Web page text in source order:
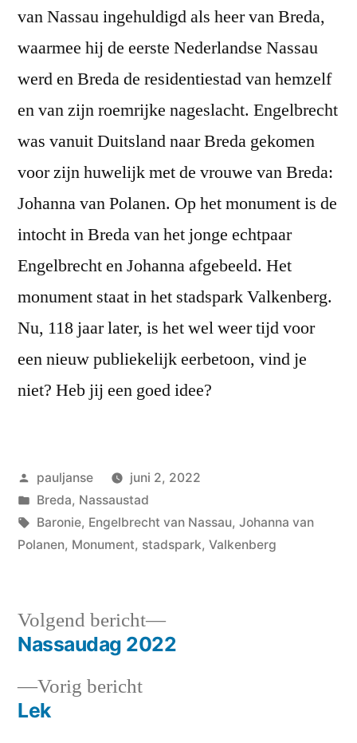
van Nassau ingehuldigd als heer van Breda,
waarmee hij de eerste Nederlandse Nassau
werd en Breda de residentiestad van hemzelf
en van zijn roemrijke nageslacht. Engelbrecht
was vanuit Duitsland naar Breda gekomen
voor zijn huwelijk met de vrouwe van Breda:
Johanna van Polanen. Op het monument is de
intocht in Breda van het jonge echtpaar
Engelbrecht en Johanna afgebeeld. Het
monument staat in het stadspark Valkenberg.
Nu, 118 jaar later, is het wel weer tijd voor
een nieuw publiekelijk eerbetoon, vind je
niet? Heb jij een goed idee?
Geplaatst
door
pauljanse
juni 2, 2022
Geplaatst
in
Breda, Nassaustad
Tags:
Baronie, Engelbrecht van Nassau, Johanna van
Polanen, Monument, stadspark, Valkenberg
Bericht
navigatie
Vorig berichtVorig
Lek
Volgend bericht
Volgend
bericht:
Nassaudag 2022